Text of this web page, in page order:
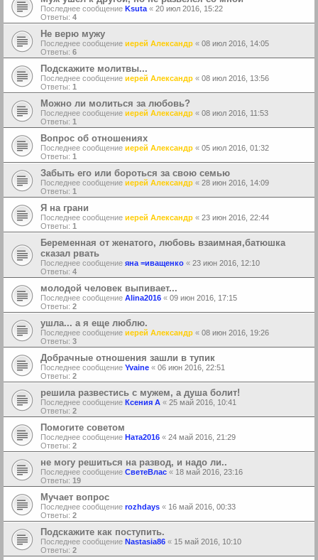
Последнее сообщение Ksuta « 20 июл 2016, 15:22
Ответы: 4
Не верю мужу
Последнее сообщение иерей Александр « 08 июл 2016, 14:05
Ответы: 6
Подскажите молитвы...
Последнее сообщение иерей Александр « 08 июл 2016, 13:56
Ответы: 1
Можно ли молиться за любовь?
Последнее сообщение иерей Александр « 08 июл 2016, 11:53
Ответы: 1
Вопрос об отношениях
Последнее сообщение иерей Александр « 05 июл 2016, 01:32
Ответы: 1
Забыть его или бороться за свою семью
Последнее сообщение иерей Александр « 28 июн 2016, 14:09
Ответы: 1
Я на грани
Последнее сообщение иерей Александр « 23 июн 2016, 22:44
Ответы: 1
Беременная от женатого, любовь взаимная,батюшка
сказал рвать
Последнее сообщение яна =иващенко « 23 июн 2016, 12:10
Ответы: 4
молодой человек выпивает...
Последнее сообщение Alina2016 « 09 июн 2016, 17:15
Ответы: 2
ушла... а я еще люблю.
Последнее сообщение иерей Александр « 08 июн 2016, 19:26
Ответы: 3
Добрачные отношения зашли в тупик
Последнее сообщение Yvaine « 06 июн 2016, 22:51
Ответы: 2
решила развестись с мужем, а душа болит!
Последнее сообщение Ксения А « 25 май 2016, 10:41
Ответы: 2
Помогите советом
Последнее сообщение Ната2016 « 24 май 2016, 21:29
Ответы: 2
не могу решиться на развод, и надо ли..
Последнее сообщение СветеВлас « 18 май 2016, 23:16
Ответы: 19
Мучает вопрос
Последнее сообщение rozhdays « 16 май 2016, 00:33
Ответы: 2
Подскажите как поступить.
Последнее сообщение Nastasia86 « 15 май 2016, 10:10
Ответы: 2